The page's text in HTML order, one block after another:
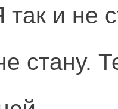
так и не
стану.